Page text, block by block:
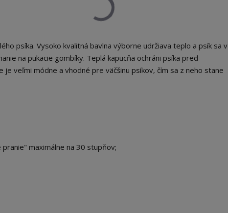
psíka. Vysoko kvalitná bavlna výborne udržiava teplo a psík sa v
na pukacie gombíky. Teplá kapucňa ochráni psíka pred
veľmi módne a vhodné pre väčšinu psíkov, čím sa z neho stane
maximálne na 30 stupňov;